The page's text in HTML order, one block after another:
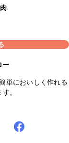
肉
ー
単においしく作れる
。